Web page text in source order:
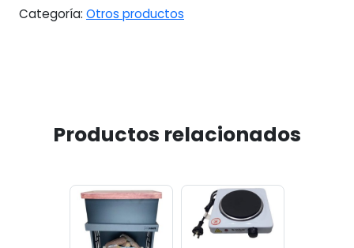
Categoría: Otros productos
Productos relacionados